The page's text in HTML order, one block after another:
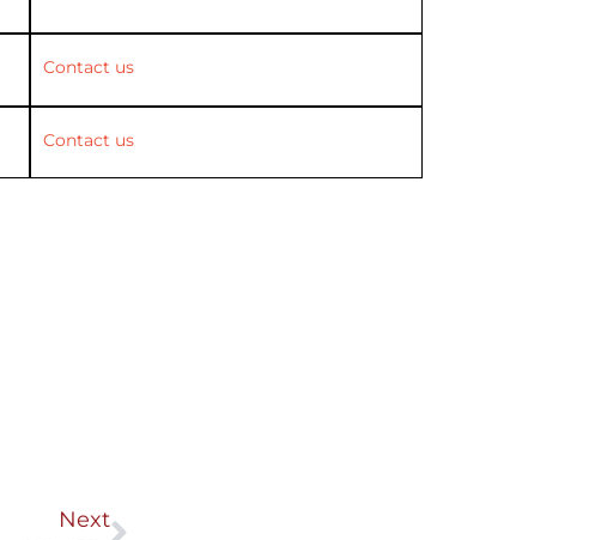
Contact us
Contact us
NextNext